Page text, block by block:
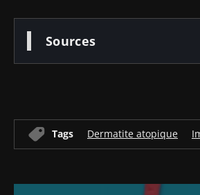
Sources
Tags Dermatite atopique